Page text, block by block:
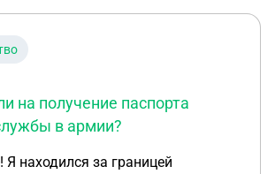
текущих условиях это может
(получение паспорта РФ и загран-
подводные камни у этого
на получение паспорта
в армии?
Я находился за границей